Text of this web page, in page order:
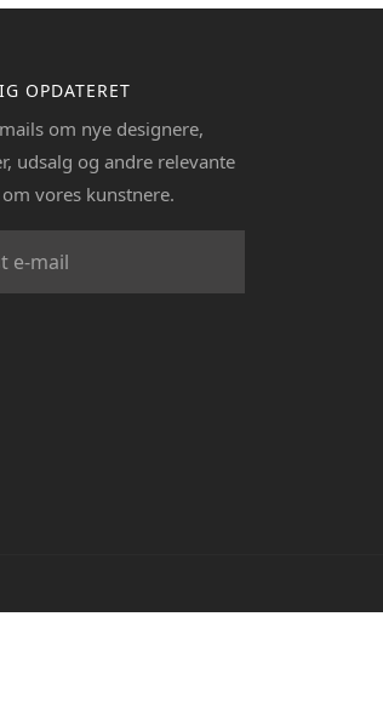
OPDATERET
om nye designere,
udsalg og andre relevante
vores kunstnere.